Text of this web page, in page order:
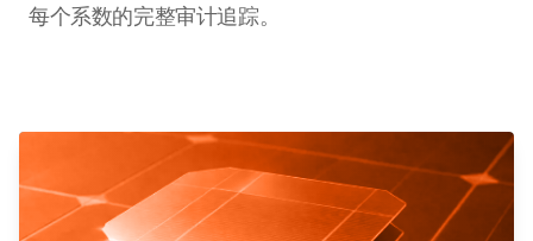
每个系数的完整审计追踪。